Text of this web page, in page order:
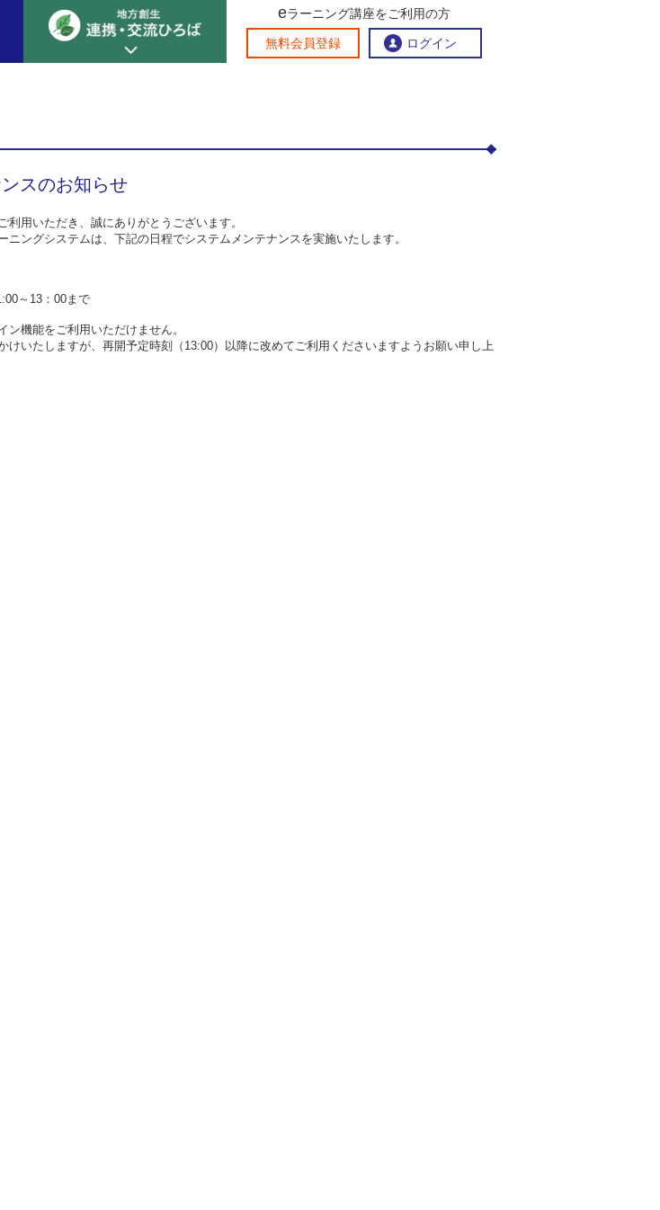
プ お問い合わせ
eラーニング講座
すすめ受講コース
グ受講者の声
連携交流ひろば
報
eラーニング講座をご利用の方
無料会員登録 ログイン
スのお知らせ
利用いただき、誠にありがとうございます。
ニングシステムは、下記の日程でシステムメンテナンスを実施いたします。
～13：00まで
ン機能をご利用いただけません。
けいたしますが、再開予定時刻（13:00）以降に改めてご利用くださいますようお願い申し上